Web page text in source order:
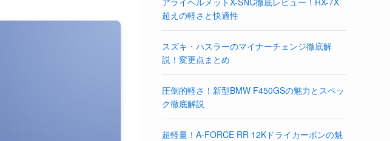
超えの軽さと快適性
スズキ・ハスラーのマイナーチェンジ徹底解
説！変更点まとめ
圧倒的軽さ！新型BMW F450GSの魅力とスペッ
ク徹底解説
超軽量！A-FORCE RR 12Kドライカーボンの魅